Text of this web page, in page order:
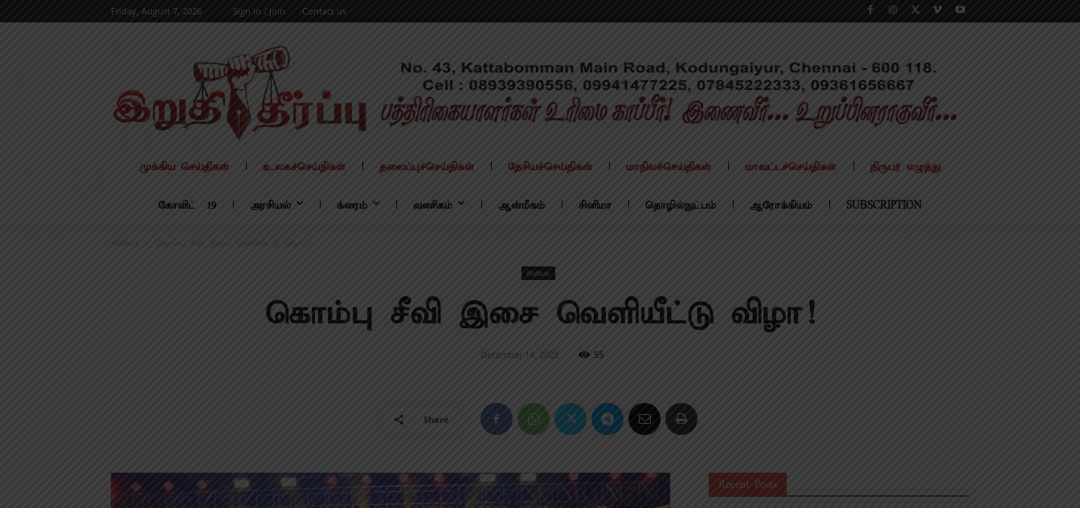
Friday, August 7, 2026 Sign in / Join Contact us
முக்கிய செய்திகள் உலகச்செய்திகள் தலைப்புச்செய்திகள் தேசியச்செய்திகள் மாநிலச்செய்திகள் மாவட்டச்செய்திகள் நிருபர் எழுத்து
கோவிட் – 19 அரசியல் க்ரைம் வணிகம் ஆன்மீகம் சினிமா தொழில்நுட்பம் ஆரோக்கியம் SUBSCRIPTION
கொம்பு சீவி இசை வெளியீட்டு விழா!
சினிமா
கொம்பு சீவி இசை வெளியீட்டு விழா!
December 14, 2025 55
Share
Recent Posts